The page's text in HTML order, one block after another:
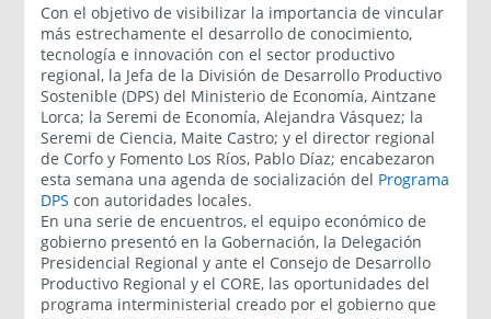
Con el objetivo de visibilizar la importancia de vincular
más estrechamente el desarrollo de conocimiento,
tecnología e innovación con el sector productivo
regional, la Jefa de la División de Desarrollo Productivo
Sostenible (DPS) del Ministerio de Economía, Aintzane
Lorca; la Seremi de Economía, Alejandra Vásquez; la
Seremi de Ciencia, Maite Castro; y el director regional
de Corfo y Fomento Los Ríos, Pablo Díaz; encabezaron
esta semana una agenda de socialización del Programa
DPS con autoridades locales.
En una serie de encuentros, el equipo económico de
gobierno presentó en la Gobernación, la Delegación
Presidencial Regional y ante el Consejo de Desarrollo
Productivo Regional y el CORE, las oportunidades del
programa interministerial creado por el gobierno que